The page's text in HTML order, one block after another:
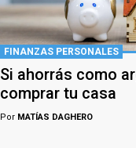
FINANZAS PERSONALES
Si ahorrás como
comprar tu casa
Por MATÍAS DAGHERO